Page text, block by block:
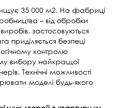
35 000 м2. На фабриці
– від обробки
застосовуються
приділяється безпеці
контролю
вибору найкращої
Технічні можливості
моделі будь-якого